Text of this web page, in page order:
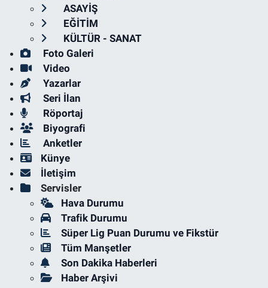
ASAYİŞ
EĞİTİM
KÜLTÜR - SANAT
Foto Galeri
Video
Yazarlar
Seri İlan
Röportaj
Biyografi
Anketler
Künye
İletişim
Servisler
Hava Durumu
Trafik Durumu
Süper Lig Puan Durumu ve Fikstür
Tüm Manşetler
Son Dakika Haberleri
Haber Arşivi